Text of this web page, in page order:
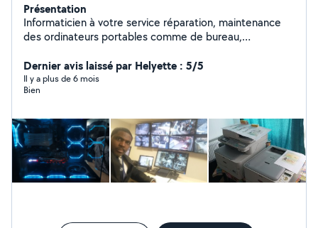
Présentation
Informaticien à votre service réparation, maintenance
des ordinateurs portables comme de bureau,
la vidéosurveillance et bien d'autres. Le conseil lors de
l'achat de votre matériel Informatique.
Dernier avis laissé par Helyette : 5/5
Il y a plus de 6 mois
Bien